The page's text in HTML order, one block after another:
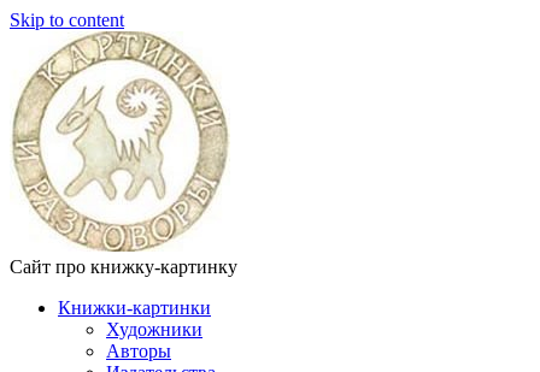
Skip to content
Сайт про книжку-картинку
Книжки-картинки
Художники
Авторы